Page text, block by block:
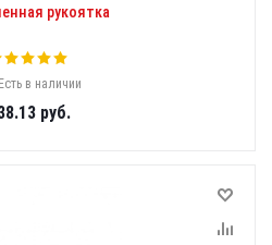
рукоятка
Есть в наличии
руб.